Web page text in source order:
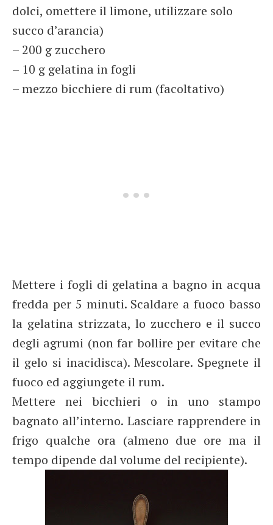
dolci, omettere il limone, utilizzare solo
succo d’arancia)
– 200 g zucchero
– 10 g gelatina in fogli
– mezzo bicchiere di rum (facoltativo)
Mettere i fogli di gelatina a bagno in acqua
fredda per 5 minuti. Scaldare a fuoco basso
la gelatina strizzata, lo zucchero e il succo
degli agrumi (non far bollire per evitare che
il gelo si inacidisca). Mescolare. Spegnete il
fuoco ed aggiungete il rum.
Mettere nei bicchieri o in uno stampo
bagnato all’interno. Lasciare rapprendere in
frigo qualche ora (almeno due ore ma il
tempo dipende dal volume del recipiente).